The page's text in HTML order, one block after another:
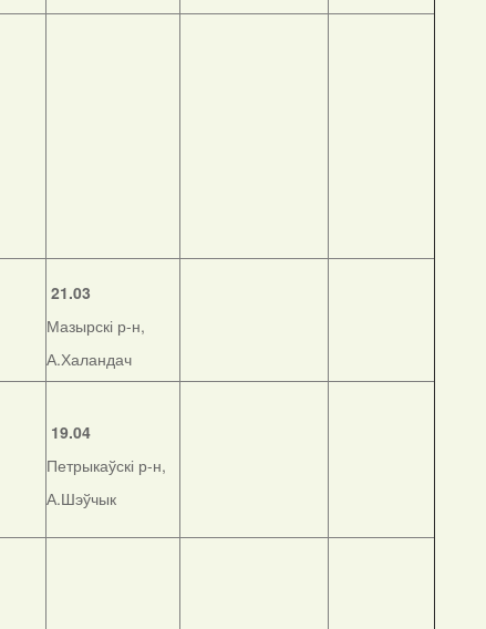
21.03
Мазырскі р-н,
А.Халандач
19.04
Петрыкаўскі р-н,
А.Шэўчык